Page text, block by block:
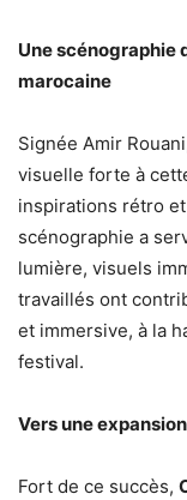
Une scénographie
marocaine
Signée Amir
visuelle forte à
inspirations rétro
scénographie a
lumière, visuels
travaillés ont
et immersive, à la
festival.
Vers une
Fort de ce succès,